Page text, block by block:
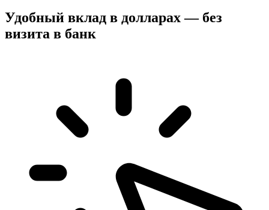
Удобный вклад в долларах — без
визита в банк